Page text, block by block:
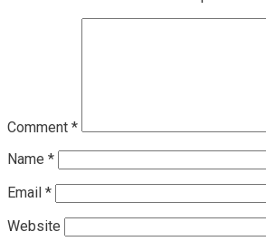
Comment *
Name *
Email *
Website